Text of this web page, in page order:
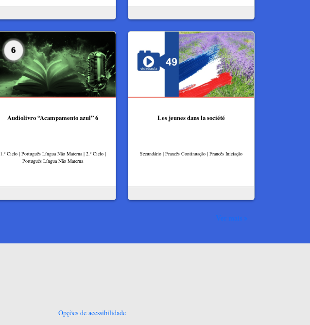
Audiolivro “Acampamento azul” 6
1.º Ciclo | Português Língua Não Materna | 2.º Ciclo |
Português Língua Não Materna
Les jeunes dans la société
Secundário | Francês Continuação | Francês Iniciação
Ver mais
Opções de acessibilidade